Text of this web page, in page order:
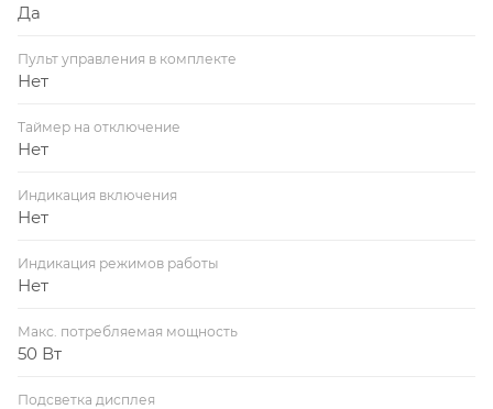
Да
Пульт управления в комплекте
Нет
Таймер на отключение
Нет
Индикация включения
Нет
Индикация режимов работы
Нет
Макс. потребляемая мощность
50 Вт
Подсветка дисплея